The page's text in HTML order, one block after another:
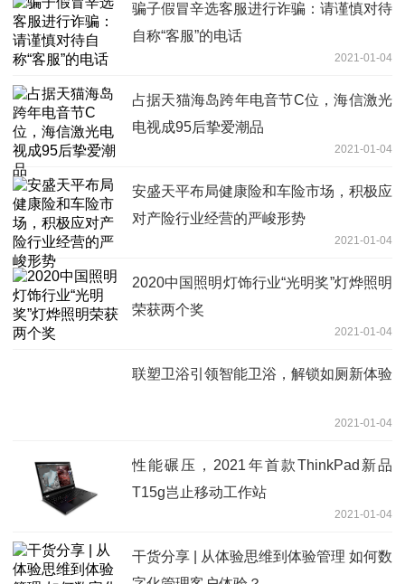
骗子假冒辛选客服进行诈骗：请谨慎对待
自称“客服”的电话
2021-01-04
占据天猫海岛跨年电音节C位，海信激光
电视成95后挚爱潮品
2021-01-04
安盛天平布局健康险和车险市场，积极应
对产险行业经营的严峻形势
2021-01-04
2020中国照明灯饰行业“光明奖”灯烨照明
荣获两个奖
2021-01-04
联塑卫浴引领智能卫浴，解锁如厕新体验
2021-01-04
性能碾压，2021年首款ThinkPad新品
T15g岂止移动工作站
2021-01-04
干货分享 | 从体验思维到体验管理 如何数